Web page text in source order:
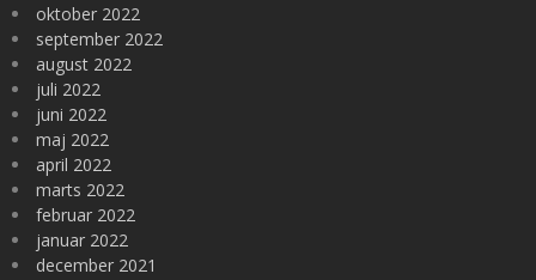
oktober 2022
september 2022
august 2022
juli 2022
juni 2022
maj 2022
april 2022
marts 2022
februar 2022
januar 2022
december 2021